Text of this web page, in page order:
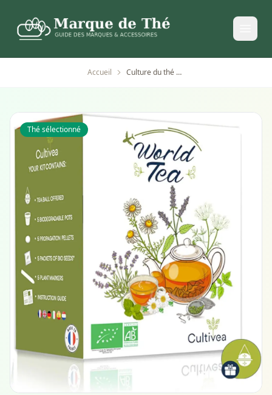
Accueil Culture du thé dans le monde - Cultivea Mini
Thé sélectionné